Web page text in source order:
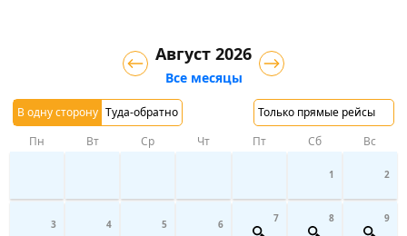
В одну сторону Туда-обратно Только прямые рейсы
Август 2026
Все месяцы
Пн Вт Ср Чт Пт Сб Вс
1 2
3 4 5 6 7 8 9